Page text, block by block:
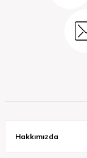
Hakkımızda